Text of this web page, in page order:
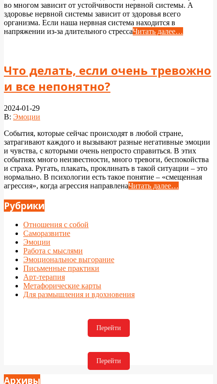
во многом зависит от устойчивости нервной системы. А
здоровье нервной системы зависит от здоровья всего
организма. Если наша нервная система находится в
напряжении из-за длительного стрессаЧитать далее…
Что делать, если очень тревожно
и все непонятно?
2024-01-29
В: Эмоции
События, которые сейчас происходят в любой стране,
затрагивают каждого и вызывают разные негативные эмоции
и чувства, с которыми очень непросто справиться. В этих
событиях много неизвестности, много тревоги, беспокойства
и страха. Ругать, плакать, проклинать в такой ситуации – это
нормально. В психологии есть такое понятие – «смещенная
агрессия», когда агрессия направленаЧитать далее…
Рубрики
Отношения с собой
Саморазвитие
Эмоции
Работа с мыслями
Эмоциональное выгорание
Письменные практики
Арт-терапия
Метафорические карты
Для размышления и вдохновения
Перейти
Перейти
Архивы